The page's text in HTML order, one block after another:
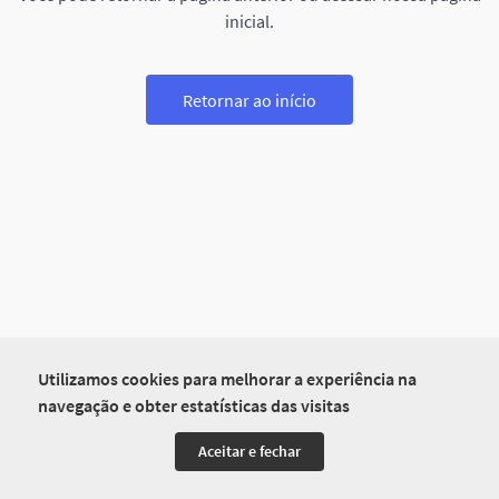
Utilizamos cookies para melhorar a experiência na
navegação e obter estatísticas das visitas
Aceitar e fechar
inicial.
Retornar ao início